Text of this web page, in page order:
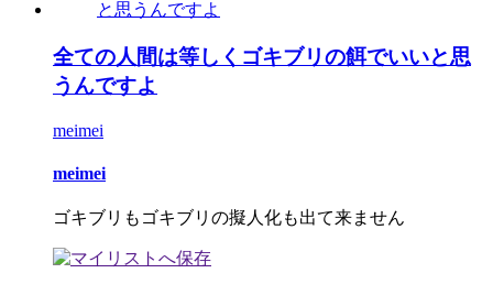
全ての人間は等しくゴキブリの餌でいいと思
うんですよ
meimei
meimei
ゴキブリもゴキブリの擬人化も出て来ません